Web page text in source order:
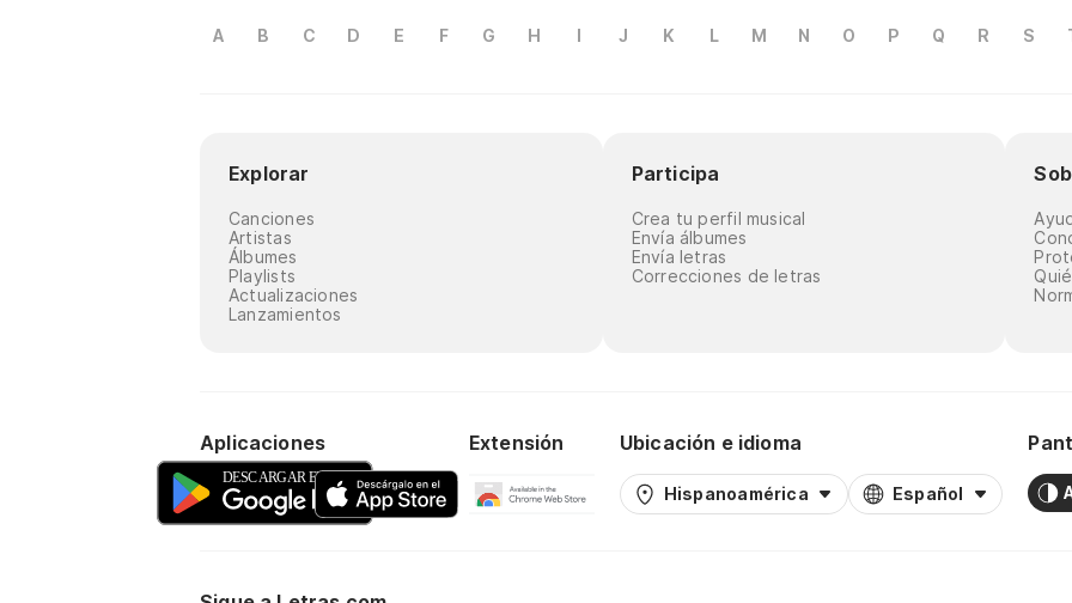
A B C D E F G H I J K L M N O P Q R S
Explorar
Canciones
Artistas
Álbumes
Playlists
Actualizaciones
Lanzamientos
Participa
Crea tu perfil musical
Envía álbumes
Envía letras
Correcciones de letras
Aplicaciones Extensión Ubicación e idioma
Hispanoamérica Español